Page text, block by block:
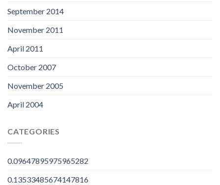
September 2014
November 2011
April 2011
October 2007
November 2005
April 2004
CATEGORIES
0.09647895975965282
0.13533485674147816